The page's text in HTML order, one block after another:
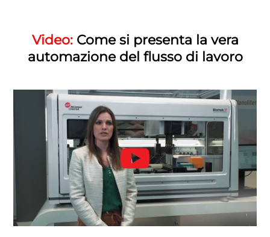
Video: Come si presenta la vera
automazione del flusso di lavoro